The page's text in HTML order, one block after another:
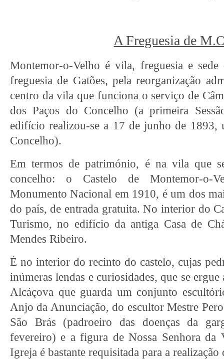
A Freguesia de
Montemor-o-Velho é vila, freguesia e sede
freguesia de Gatões, pela reorganização
centro da vila que funciona o serviço de
dos Paços do Concelho (a primeira
edifício realizou-se a 17 de junho de 1893,
Concelho).
Em termos de património, é na vila que
concelho: o Castelo de Montemor-o-
Monumento Nacional em 1910, é um dos
do país, de entrada gratuita. No interior do
Turismo, no edifício da antiga Casa de
Mendes Ribeiro.
É no interior do recinto do castelo, cujas
inúmeras lendas e curiosidades, que se
Alcáçova que guarda um conjunto
Anjo da Anunciação, do escultor Mestre
São Brás (padroeiro das doenças da
fevereiro) e a figura de Nossa Senhora
Igreja é bastante requisitada para a realização